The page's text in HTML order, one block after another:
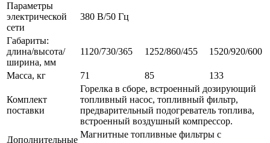
Параметры
электрической
сети
380 В/50 Гц
Габариты:
длина/высота/
ширина, мм
1120/730/365 1252/860/455 1520/920/600
Масса, кг 71 85 133
Комплект
поставки
Горелка в сборе, встроенный дозирующий
топливный насос, топливный фильтр,
предварительный подогреватель топлива,
встроенный воздушный компрессор.
Дополнительные
Магнитные топливные фильтры с